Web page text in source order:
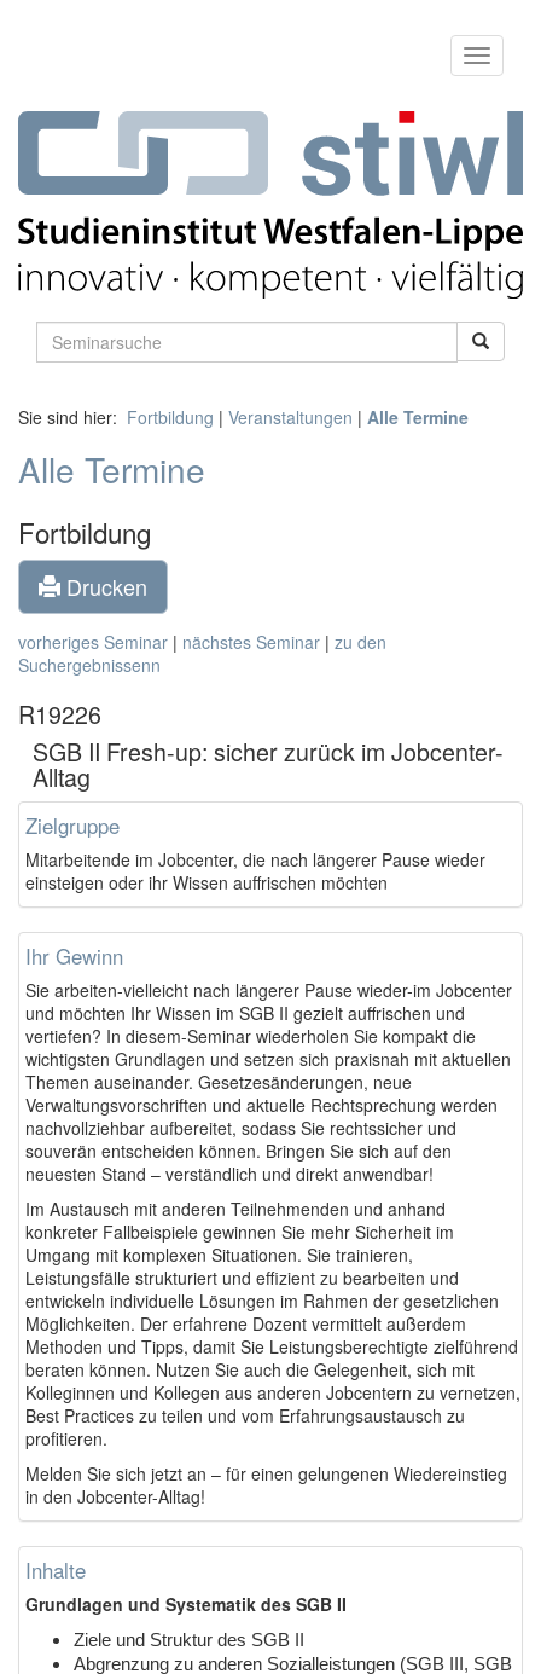
Sie sind hier: Fortbildung | Veranstaltungen | Alle Termine
Alle Termine
Fortbildung
Drucken
vorheriges Seminar | nächstes Seminar | zu den
Suchergebnissenn
R19226
SGB II Fresh-up: sicher zurück im Jobcenter-
Alltag
Zielgruppe
Mitarbeitende im Jobcenter, die nach längerer Pause wieder
einsteigen oder ihr Wissen auffrischen möchten
Ihr Gewinn
Sie arbeiten-vielleicht nach längerer Pause wieder-im Jobcenter
und möchten Ihr Wissen im SGB II gezielt auffrischen und
vertiefen? In diesem-Seminar wiederholen Sie kompakt die
wichtigsten Grundlagen und setzen sich praxisnah mit aktuellen
Themen auseinander. Gesetzesänderungen, neue
Verwaltungsvorschriften und aktuelle Rechtsprechung werden
nachvollziehbar aufbereitet, sodass Sie rechtssicher und
souverän entscheiden können. Bringen Sie sich auf den
neuesten Stand – verständlich und direkt anwendbar!
Im Austausch mit anderen Teilnehmenden und anhand
konkreter Fallbeispiele gewinnen Sie mehr Sicherheit im
Umgang mit komplexen Situationen. Sie trainieren,
Leistungsfälle strukturiert und effizient zu bearbeiten und
entwickeln individuelle Lösungen im Rahmen der gesetzlichen
Möglichkeiten. Der erfahrene Dozent vermittelt außerdem
Methoden und Tipps, damit Sie Leistungsberechtigte zielführend
beraten können. Nutzen Sie auch die Gelegenheit, sich mit
Kolleginnen und Kollegen aus anderen Jobcentern zu vernetzen,
Best Practices zu teilen und vom Erfahrungsaustausch zu
profitieren.
Melden Sie sich jetzt an – für einen gelungenen Wiedereinstieg
in den Jobcenter-Alltag!
Inhalte
Grundlagen und Systematik des SGB II
Ziele und Struktur des SGB II
Abgrenzung zu anderen Sozialleistungen (SGB III, SGB